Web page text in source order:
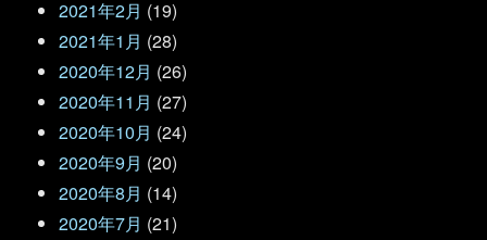
2021年2月 (19)
2021年1月 (28)
2020年12月 (26)
2020年11月 (27)
2020年10月 (24)
2020年9月 (20)
2020年8月 (14)
2020年7月 (21)